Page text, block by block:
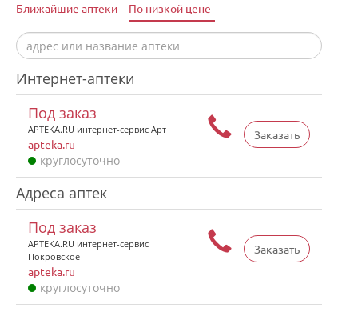
Ближайшие аптеки
По низкой цене
Интернет-аптеки
Заказать
Под заказ
APTEKA.RU интернет-сервис Арт
apteka.ru
круглосуточно
Адреса аптек
Заказать
Под заказ
APTEKA.RU интернет-сервис
Покровское
apteka.ru
круглосуточно